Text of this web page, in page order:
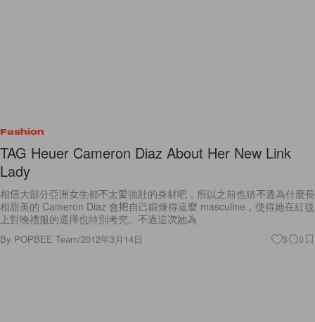
Fashion
TAG Heuer Cameron Diaz About Her New Link
Lady
相信大部分亞洲女生都不太愛強壯的身材吧，所以之前也猜不透為什麼長
相甜美的 Cameron Diaz 會把自己鍛煉得這麼 masculine，使得她在紅毯
上對晚禮服的選擇也特別考究。不過這次她為
By POPBEE Team/2012年3月14日 3 0